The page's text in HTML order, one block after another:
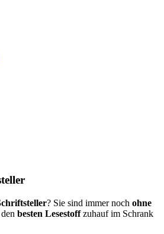
? Sie sind immer noch ohne
besten Lesestoffzuhauf im Schrank